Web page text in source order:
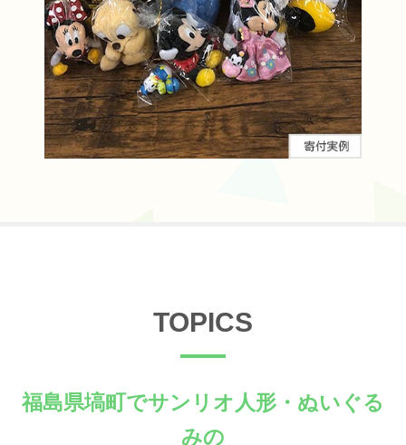
TOPICS
福島県塙町でサンリオ人形・ぬいぐる
みの